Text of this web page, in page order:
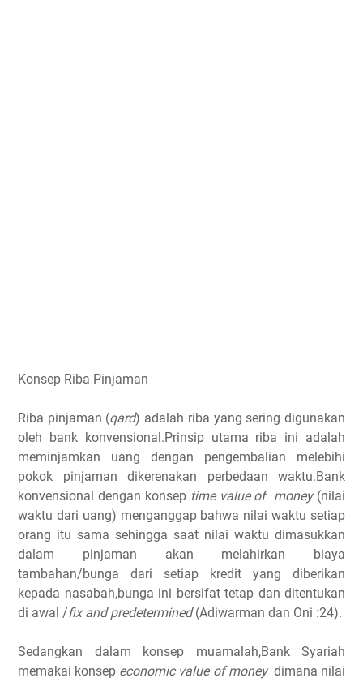
Konsep Riba Pinjaman
Riba pinjaman (qard) adalah riba yang sering digunakan
oleh bank konvensional.Prinsip utama riba ini adalah
meminjamkan uang dengan pengembalian melebihi
pokok pinjaman dikerenakan perbedaan waktu.Bank
konvensional dengan konsep time value of money(nilai
waktu dari uang) menganggap bahwa nilai waktu setiap
orang itu sama sehingga saat nilai waktu dimasukkan
dalam pinjaman akan melahirkan biaya
tambahan/bunga dari setiap kredit yang diberikan
kepada nasabah,bunga ini bersifat tetap dan ditentukan
di awal /fix and predetermined(Adiwarman dan Oni :24).
Sedangkan dalam konsep muamalah,Bank Syariah
memakai konsep economic value of money dimana nilai